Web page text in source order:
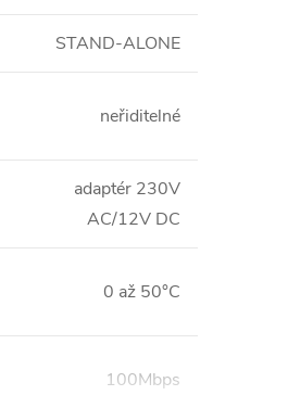
STAND-ALONE
neřiditelné
adaptér 230V
AC/12V DC
0 až 50°C
100Mbps